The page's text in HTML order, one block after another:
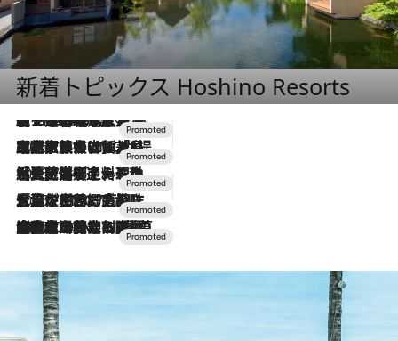
新着トピックス Hoshino Resorts
2026.8.7
【トンボの足水浴】ヒノキの香りに包まれて涼感マックス！約13℃の湧水かけ流しを避暑地「星野温泉 トンボの湯」で体験
2026.7.31
【ホテル帰省】という選択肢をOMOが提案。家族とほどよい距離を保つには「昼は実家、夜は気兼ねなくホテルで！」
2026.7.24
【夏限定ディナーコース】旬を迎える稚鮎や花ズッキーニなどをイタリア・トスカーナの郷土料理の手法で満喫！
2026.7.17
「土佐和ハーブかき氷」がOMO7高知に登場！生姜、山椒、大葉など目にも舌にも涼を呼ぶ郷土の味
2026.7.10
NEW OPEN！【界 草津】名湯の地に誕生。趣の異なる2種の温泉と上州ならではの会席・蕎麦割烹など美食を味わう究極の癒やし旅